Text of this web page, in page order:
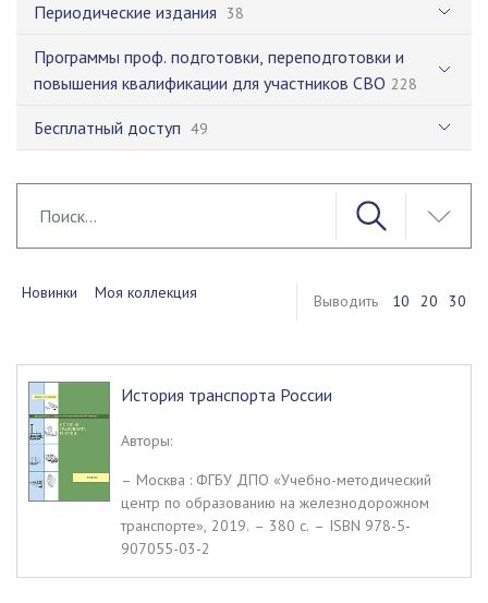
Периодические издания 38
Программы проф. подготовки, переподготовки и
повышения квалификации для участников СВО 228
Бесплатный доступ 49
Новинки Моя коллекция Выводить 10 20 30
История транспорта России
Авторы:
– Москва : ФГБУ ДПО «Учебно-методический
центр по образованию на железнодорожном
транспорте», 2019. – 380 c. – ISBN 978-5-
907055-03-2